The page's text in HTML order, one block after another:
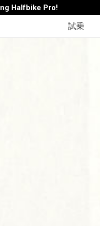
Halfbike Pro!
試乗